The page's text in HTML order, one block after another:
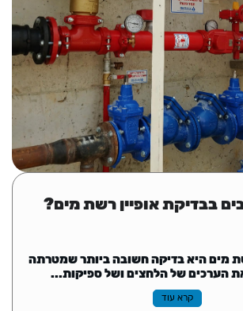
בבדיקת אופיין רשת מים?
מים היא בדיקה חשובה ביותר שמטרתה
הערכים של הלחצים ושל ספיקות...
קרא עוד